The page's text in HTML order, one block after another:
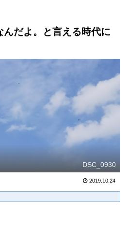
んだよ。と言える時代に
DSC_0930
2019.10.24